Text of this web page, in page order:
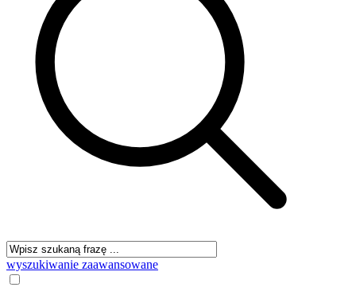
wyszukiwanie zaawansowane